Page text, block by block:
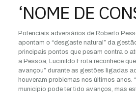
‘NOME DE
Potenciais adversários de Roberto
apontam o “desgaste natural” da
principais pontos que pesam contra o
a Pessoa, Lucinildo Frota reconhece
avançou” durante as gestões ligadas
houveram problemas nos últimos anos.
município pode ter tido avanços, mas